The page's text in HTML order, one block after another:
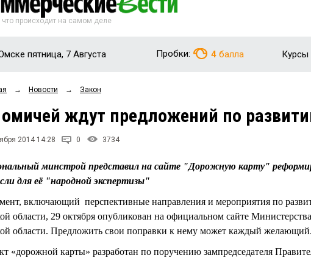
что происходит на самом деле
пятница, 7 Августа Пробки: 4 балла
→ Новости → Закон
ждут предложений по
2014 14:28 0 3734
минстрой представил на сайте "Дорожную карту"
для её "народной экспертизы"
включающий перспективные направления и мероприятия по
области, 29 октября опубликован на официальном сайте Министерства
области. Предложить свои поправки к нему может каждый желающий.
«дорожной карты» разработан по поручению зампредседателя